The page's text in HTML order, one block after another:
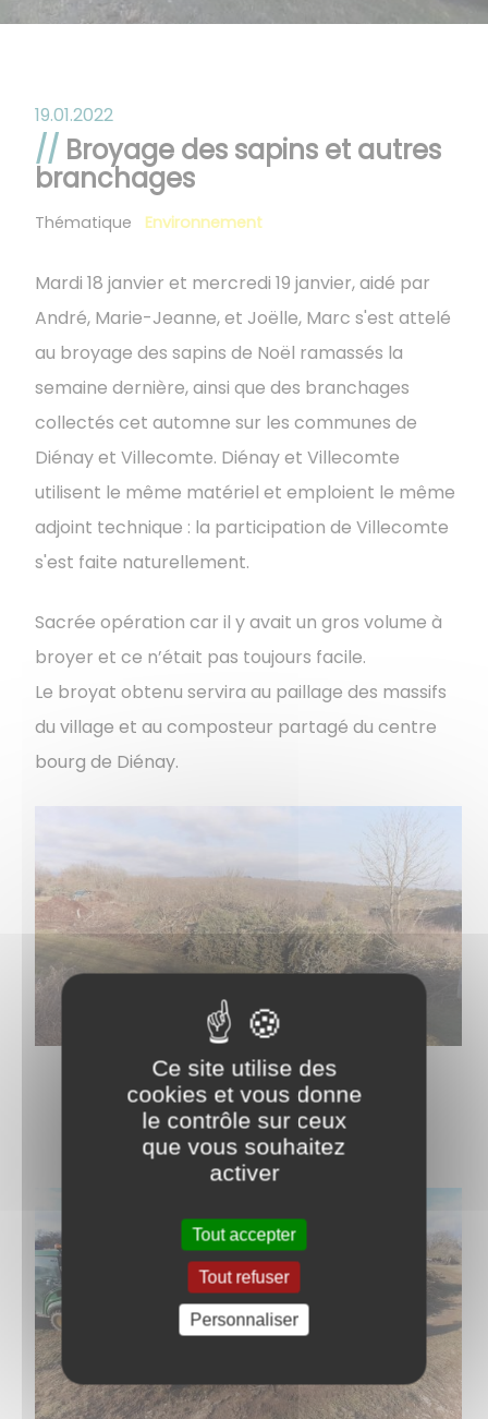
19.01.2022
Broyage des sapins et autres
branchages
Thématique Environnement
Mardi 18 janvier et mercredi 19 janvier, aidé par
André, Marie-Jeanne, et Joëlle, Marc s'est attelé
au broyage des sapins de Noël ramassés la
semaine dernière, ainsi que des branchages
collectés cet automne sur les communes de
Diénay et Villecomte. Diénay et Villecomte
utilisent le même matériel et emploient le même
adjoint technique : la participation de Villecomte
s'est faite naturellement.
Sacrée opération car il y avait un gros volume à
broyer et ce n’était pas toujours facile.
Le broyat obtenu servira au paillage des massifs
du village et au composteur partagé du centre
bourg de Diénay.
Ce site utilise des
cookies et vous donne
le contrôle sur ceux
que vous souhaitez
activer
Tout accepter
Tout refuser
Personnaliser